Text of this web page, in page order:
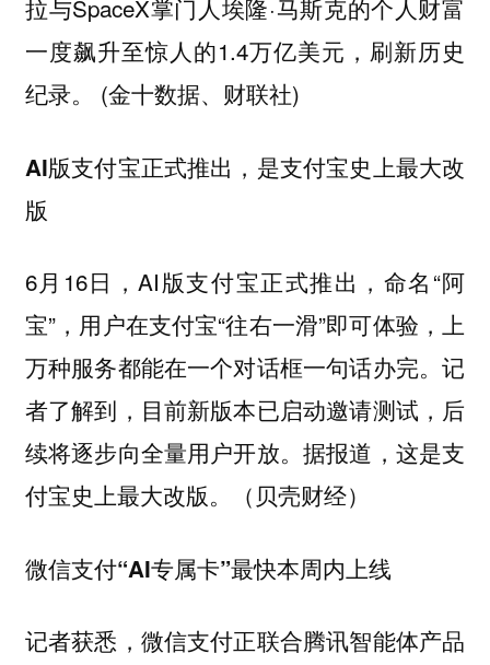
拉与SpaceX掌门人埃隆·马斯克的个人财富
一度飙升至惊人的1.4万亿美元，刷新历史
纪录。 (金十数据、财联社)
AI版支付宝正式推出，是支付宝史上最大改
版
6月16日，AI版支付宝正式推出，命名“阿
宝”，用户在支付宝“往右一滑”即可体验，上
万种服务都能在一个对话框一句话办完。记
者了解到，目前新版本已启动邀请测试，后
续将逐步向全量用户开放。据报道，这是支
付宝史上最大改版。（贝壳财经）
微信支付“AI专属卡”最快本周内上线
记者获悉，微信支付正联合腾讯智能体产品